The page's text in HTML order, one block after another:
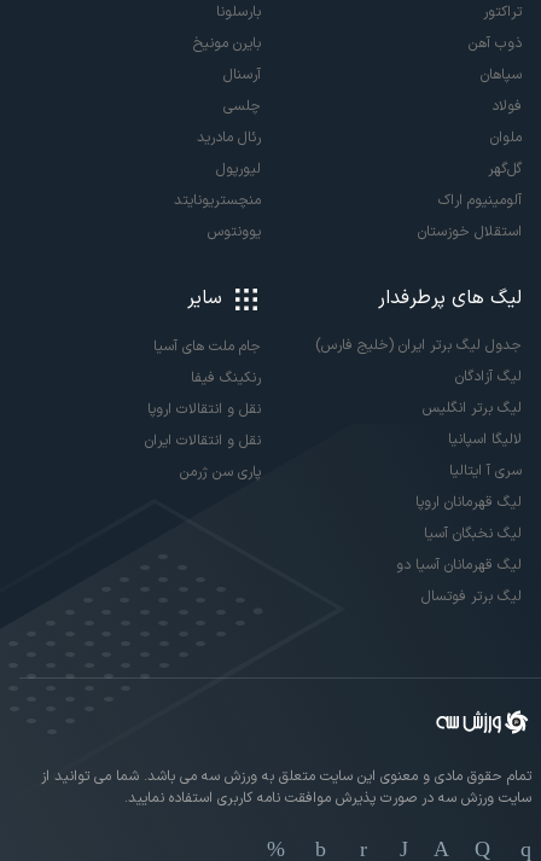
تراکتور
ذوب آهن
سپاهان
فولاد
ملوان
گل‌گهر
آلومینیوم اراک
استقلال خوزستان
بارسلونا
بایرن مونیخ
آرسنال
چلسی
رئال مادرید
لیورپول
منچستریونایتد
یوونتوس
لیگ های پرطرفدار
جدول لیگ برتر ایران (خلیج فارس)
لیگ آزادگان
لیگ برتر انگلیس
لالیگا اسپانیا
سری آ ایتالیا
لیگ قهرمانان اروپا
لیگ نخبگان آسیا
لیگ قهرمانان آسیا دو
لیگ برتر فوتسال
سایر
جام ملت های آسیا
رنکینگ فیفا
نقل و انتقالات اروپا
نقل و انتقالات ایران
پاری سن ژرمن
تمام حقوق مادی و معنوی این سایت متعلق به ورزش سه می باشد. شما می توانید از
سایت ورزش سه در صورت پذیرش موافقت نامه کاربری استفاده نمایید.